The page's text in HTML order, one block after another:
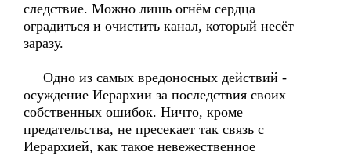
следствие. Можно лишь огнём сердца
оградиться и очистить канал, который несёт
заразу.
Одно из самых вредоносных действий -
осуждение Иерархии за последствия своих
собственных ошибок. Ничто, кроме
предательства, не пресекает так связь с
Иерархией, как такое невежественное